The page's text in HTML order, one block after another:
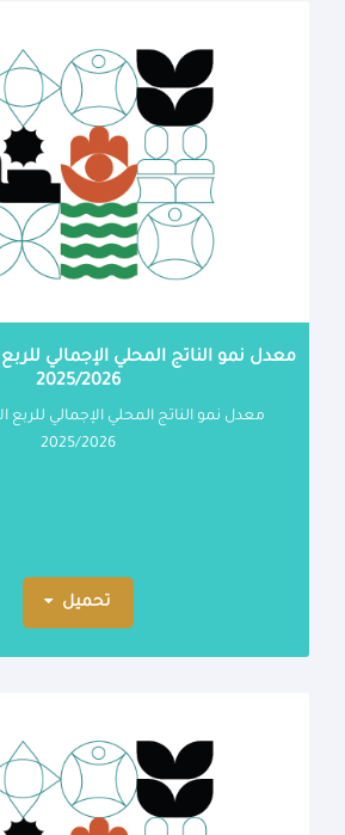
معدل نمو الناتج المحلي الإجمالي للربع
2025/2026
معدل نمو الناتج المحلي الإجمالي للربع
2025/2026
تحميل